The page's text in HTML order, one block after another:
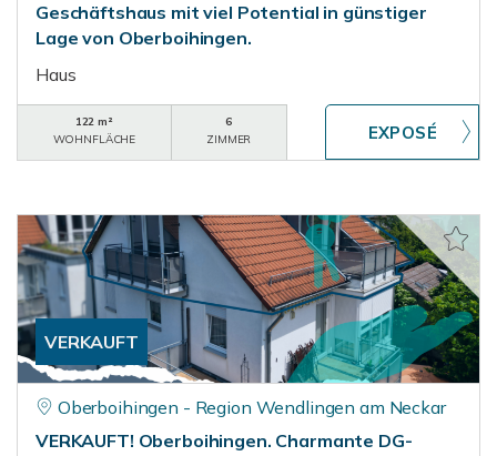
Geschäftshaus mit viel Potential in günstiger
Lage von Oberboihingen.
Haus
122 m²
WOHNFLÄCHE
6
ZIMMER
VERKAUFT
Oberboihingen - Region Wendlingen am Neckar
VERKAUFT! Oberboihingen. Charmante DG-